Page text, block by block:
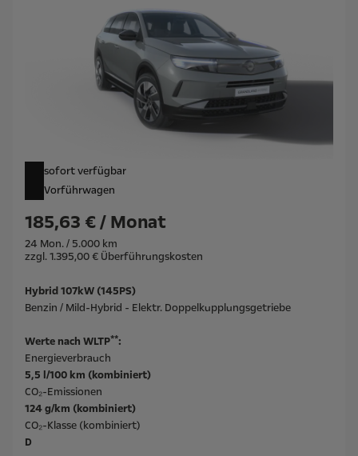
sofort verfügbar
Vorführwagen
185,63 € / Monat
24 Mon. / 5.000 km
zzgl. 1.395,00 € Überführungskosten
Hybrid 107kW (145PS)
Benzin / Mild-Hybrid - Elektr. Doppelkupplungsgetriebe
Werte nach WLTP**:
Energieverbrauch
5,5 l/100 km (kombiniert)
CO₂-Emissionen
124 g/km (kombiniert)
CO₂-Klasse (kombiniert)
D